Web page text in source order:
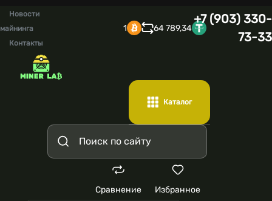
Новости
майнинга
Контакты
1 64 789,34
+7 (903) 330-
73-33
Каталог
Сравнение Избранное